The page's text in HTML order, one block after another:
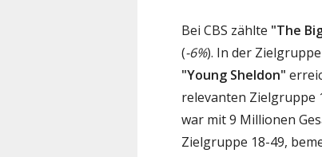
Bei CBS zählte "The
(-6%). In der
"Young Sheldon"
relevanten Zielgruppe
war mit 9 Millionen
Zielgruppe 18-49,